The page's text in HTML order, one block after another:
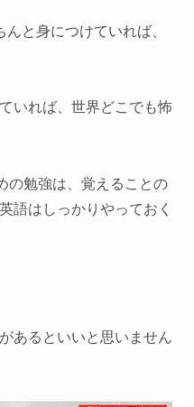
と身につけていれば、
いれば、世界どこでも怖
の勉強は、覚えることの
語はしっかりやっておく
あるといいと思いません